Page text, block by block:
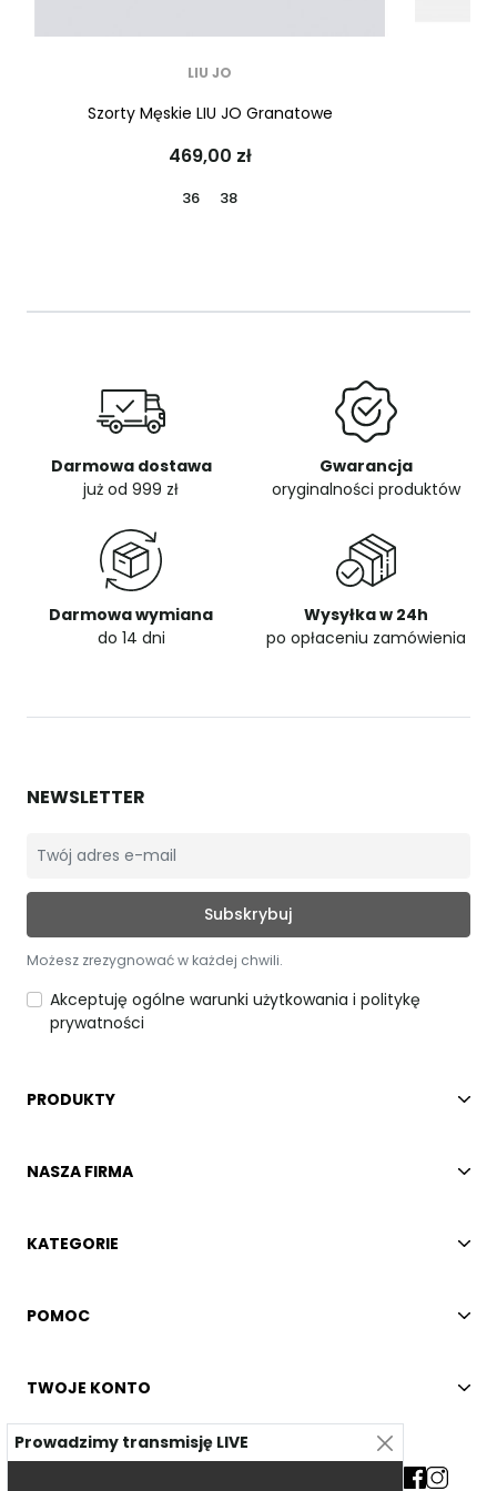
LIU JO
Szorty Męskie LIU JO Granatowe
469,00 zł
36 38
Darmowa dostawa
już od 999 zł
Gwarancja
oryginalności produktów
Darmowa wymiana
do 14 dni
Wysyłka w 24h
po opłaceniu zamówienia
NEWSLETTER
Możesz zrezygnować w każdej chwili.
Akceptuję ogólne warunki użytkowania i politykę
prywatności
PRODUKTY
NASZA FIRMA
KATEGORIE
POMOC
TWOJE KONTO
Prowadzimy transmisję LIVE